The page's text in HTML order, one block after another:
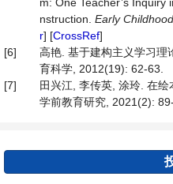
nstruction. Early
r] [CrossRef]
[6]
高艳. 基于建构主义学习理
育科学, 2012(19): 62-63.
[7]
田兴江, 李传英, 涂玲. 在
学前教育研究, 2021(2):